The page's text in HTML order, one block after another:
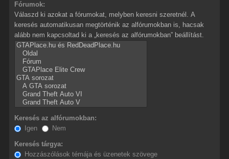
Fórumok:
Válaszd ki azokat a fórumokat, melyben keresni szeretnél. A
keresés automatikusan megtörténik az alfórumokban is, hacsak
alább nem kapcsoltad ki a „keresés az alfórumokban” beállítást.
Keresés az alfórumokban:
Igen
Nem
Keresés tárgya:
Hozzászólások témája és üzenetek szövege